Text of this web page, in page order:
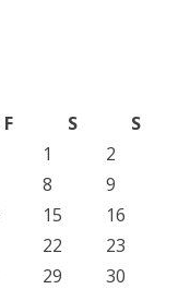
F S
S
1
2
8
9
15
16
22
23
29
30